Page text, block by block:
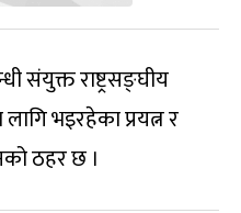
संयुक्त राष्ट्रसङ्घीय
भइरहेका प्रयत्न र
ठहर छ ।